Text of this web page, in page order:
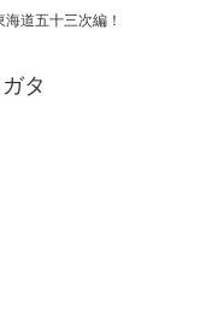
道五十三次編！
タ